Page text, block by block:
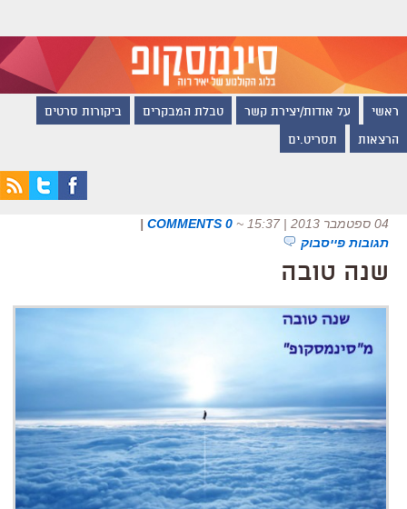
ראשי על אודות/יצירת קשר טבלת המבקרים ביקורות סרטים
הרצאות תסריט.ים
04 ספטמבר 2013 | 15:37 ~
0 COMMENTS
|
תגובות פייסבוק
שנה טובה